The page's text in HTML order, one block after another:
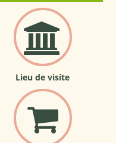
Lieu de visite